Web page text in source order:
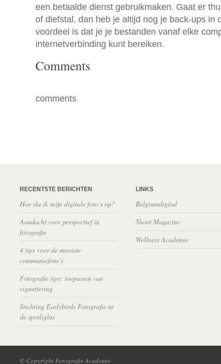
een betaalde dienst gebruikmaken. Gaat er
of diefstal, dan heb je altijd nog je back-ups in
voordeel is dat je je bestanden vanaf elke
internetverbinding kunt bereiken.
Comments
comments
RECENTSTE BERICHTEN
Hoe sla ik mijn digitale foto’s op?
Aandacht voor perspectief in
fotografie
4 tips voor de mooiste
communiefoto’s
Fotografie tips: toepassen van
vignettering
Stichting Earlybirds Fotografie in
de spotlights
LINKS
Belgiumdigital
Shoot Magazine
Wellness Academie
© Copyright Fotografie Academie